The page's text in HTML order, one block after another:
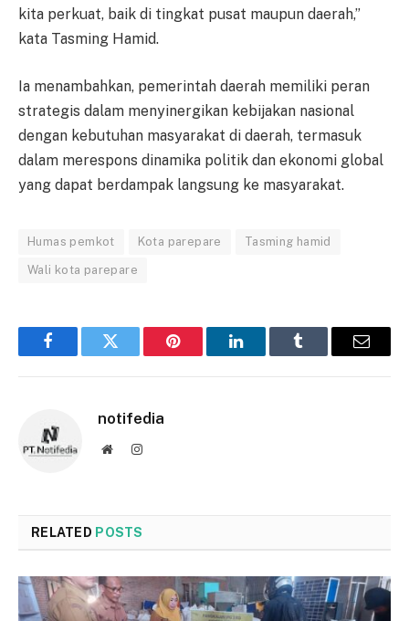
kita perkuat, baik di tingkat pusat maupun daerah,”
kata Tasming Hamid.
Ia menambahkan, pemerintah daerah memiliki peran
strategis dalam menyinergikan kebijakan nasional
dengan kebutuhan masyarakat di daerah, termasuk
dalam merespons dinamika politik dan ekonomi global
yang dapat berdampak langsung ke masyarakat.
Humas pemkot Kota parepare Tasming hamid
Wali kota parepare
FacebookTwitter Pinterest LinkedInTumblr Email
notifedia
WebsiteInstagram
RELATED POSTS